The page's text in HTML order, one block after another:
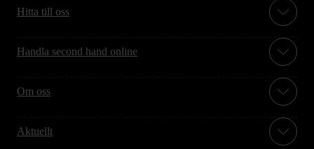
Hitta till oss
Handla second hand online
Om oss
Aktuellt